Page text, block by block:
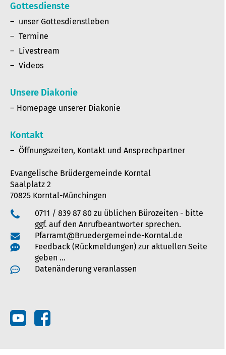
Gottesdienste
unser Gottesdienstleben
Termine
Livestream
Videos
Unsere Diakonie
Homepage unserer Diakonie
Kontakt
Öffnungszeiten, Kontakt und Ansprechpartner
Evangelische Brüdergemeinde Korntal
Saalplatz 2
70825 Korntal-Münchingen
0711 / 839 87 80 zu üblichen Bürozeiten - bitte
ggf. auf den Anrufbeantworter sprechen.
Pfarramt@Bruedergemeinde-Korntal.de
Feedback (Rückmeldungen) zur aktuellen Seite
geben …
Datenänderung veranlassen